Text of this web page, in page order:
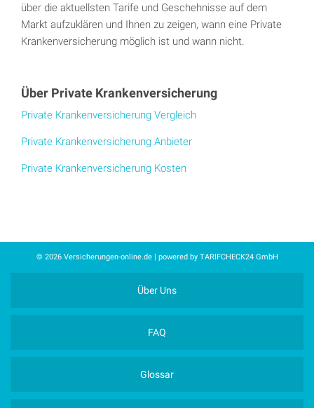
über die aktuellsten Tarife und Geschehnisse auf dem
Markt aufzuklären und Ihnen zu zeigen, wann eine Private
Krankenversicherung möglich ist und wann nicht.
Über Private Krankenversicherung
Private Krankenversicherung Vergleich
Private Krankenversicherung Anbieter
Private Krankenversicherung Kosten
© 2026 Versicherungen-online.de | powered by TARIFCHECK24 GmbH
Über Uns
FAQ
Glossar